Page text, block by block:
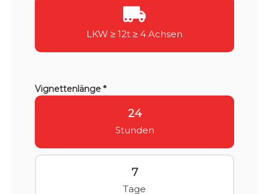
LKW ≥ 12t ≥ 4 Achsen
Vignettenlänge *
24
Stunden
7
Tage